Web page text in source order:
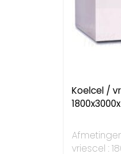
Koelcel /
vriescel :